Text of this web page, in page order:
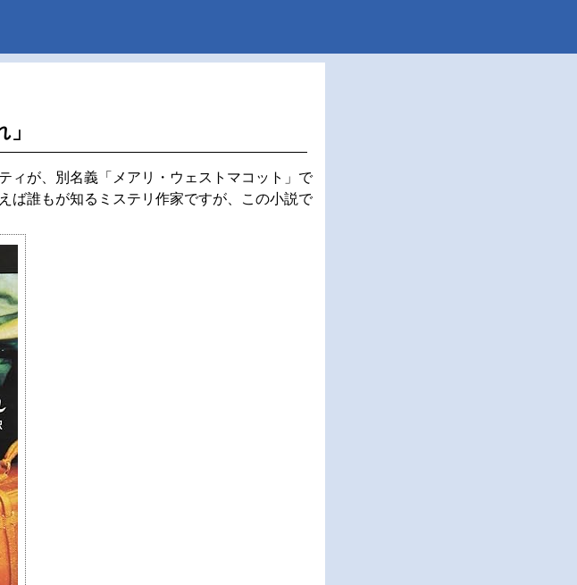
ィが、別名義「メアリ・ウェストマコット」で
ば誰もが知るミステリ作家ですが、この小説で